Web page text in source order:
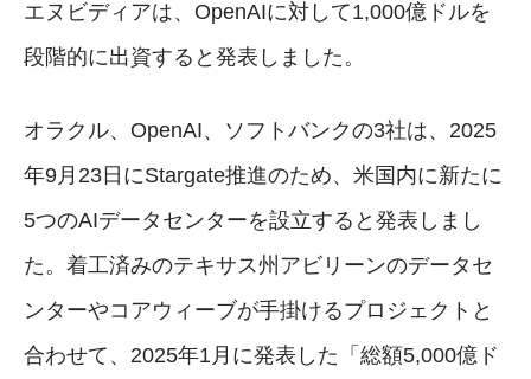
エヌビディアは、OpenAIに対して1,000億ドルを
段階的に出資すると発表しました。
オラクル、OpenAI、ソフトバンクの3社は、2025
年9月23日にStargate推進のため、米国内に新たに
5つのAIデータセンターを設立すると発表しまし
た。着工済みのテキサス州アビリーンのデータセ
ンターやコアウィーブが手掛けるプロジェクトと
合わせて、2025年1月に発表した「総額5,000億ド